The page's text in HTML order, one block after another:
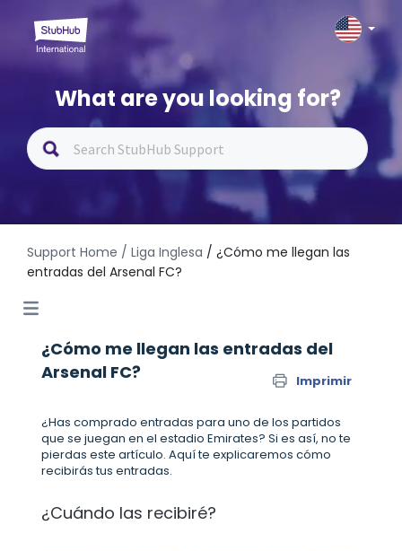
What are you looking for?
Support Home / Liga Inglesa / ¿Cómo me llegan las
entradas del Arsenal FC?
¿Cómo me llegan las entradas del
Arsenal FC?
Imprimir
¿Has comprado entradas para uno de los partidos
que se juegan en el estadio Emirates? Si es así, no te
pierdas este artículo. Aquí te explicaremos cómo
recibirás tus entradas.
¿Cuándo las recibiré?